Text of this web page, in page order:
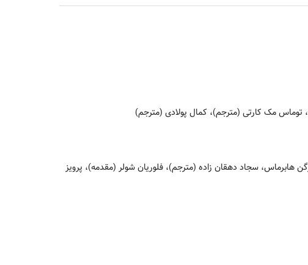
توماس مک کارتی (مترجم)، کمال پولادی (مترجم)
هابرماس، سجاد دهقان زاده (مترجم)، فلوریان شولر (مقدمه)، پرویز